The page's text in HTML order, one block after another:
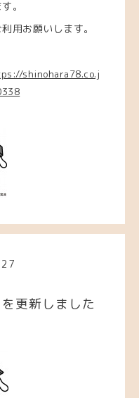
。
用お願いします。
shinohara78.co.j
27
更新しました